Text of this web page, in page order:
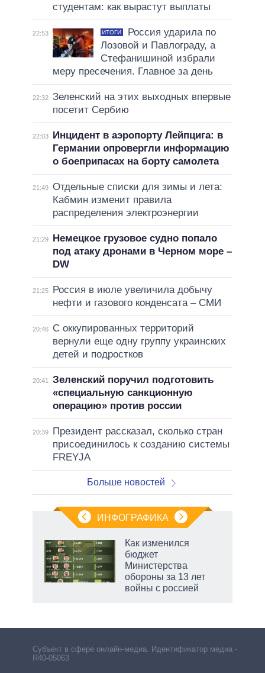
студентам: как вырастут выплаты
22:53 ИТОГИ
Россия ударила по
Лозовой и Павлограду, а
Стефанишиной избрали
меру пресечения. Главное за день
22:32 Зеленский на этих выходных впервые
посетит Сербию
22:03
Инцидент в аэропорту Лейпцига: в
Германии опровергли информацию
о боеприпасах на борту самолета
21:49 Отдельные списки для зимы и лета:
Кабмин изменит правила
распределения электроэнергии
21:29
Немецкое грузовое судно попало
под атаку дронами в Черном море –
DW
21:25
Россия в июле увеличила добычу
нефти и газового конденсата – СМИ
20:46
С оккупированных территорий
вернули еще одну группу украинских
детей и подростков
20:41
Зеленский поручил подготовить
«специальную санкционную
операцию» против россии
20:39
Президент рассказал, сколько стран
присоединилось к созданию системы
FREYJA
Больше новостей
ИНФОГРАФИКА
Как изменился
бюджет
Министерства
обороны за 13 лет
войны с россией
Субъект в сфере онлайн-медиа. Идентификатор медиа –
R40-05063